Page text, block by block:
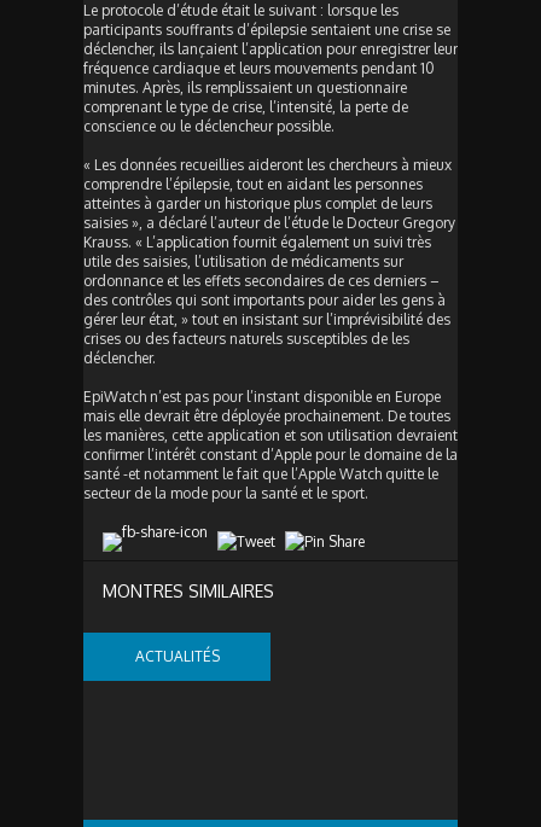
Le protocole d’étude était le suivant : lorsque les
participants souffrants d’épilepsie sentaient une crise se
déclencher, ils lançaient l’application pour enregistrer leur
fréquence cardiaque et leurs mouvements pendant 10
minutes. Après, ils remplissaient un questionnaire
comprenant le type de crise, l’intensité, la perte de
conscience ou le déclencheur possible.
« Les données recueillies aideront les chercheurs à mieux
comprendre l’épilepsie, tout en aidant les personnes
atteintes à garder un historique plus complet de leurs
saisies », a déclaré l’auteur de l’étude le Docteur Gregory
Krauss. « L’application fournit également un suivi très
utile des saisies, l’utilisation de médicaments sur
ordonnance et les effets secondaires de ces derniers –
des contrôles qui sont importants pour aider les gens à
gérer leur état, » tout en insistant sur l’imprévisibilité des
crises ou des facteurs naturels susceptibles de les
déclencher.
EpiWatch n’est pas pour l’instant disponible en Europe
mais elle devrait être déployée prochainement. De toutes
les manières, cette application et son utilisation devraient
confirmer l’intérêt constant d’Apple pour le domaine de la
santé -et notamment le fait que l’Apple Watch quitte le
secteur de la mode pour la santé et le sport.
MONTRES SIMILAIRES
ACTUALITÉS